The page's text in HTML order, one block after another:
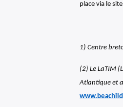
place via le
1) Centre
(2) Le LaTIM
Atlantique et